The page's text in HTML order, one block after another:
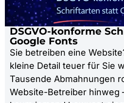
DSGVO-konforme
Google Fonts
Sie betreiben eine
kleine Detail teuer für Sie
Tausende Abmahnungen
Website-Betreiber hinweg